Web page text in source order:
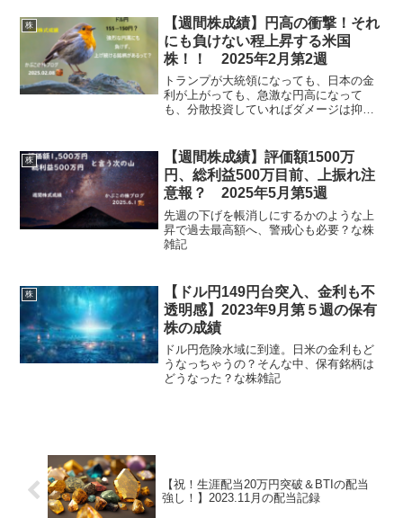
株
【週間株成績】円高の衝撃！それ
にも負けない程上昇する米国
株！！ 2025年2月第2週
トランプが大統領になっても、日本の金
利が上がっても、急激な円高になって
も、分散投資していればダメージは抑え
株
【週間株成績】評価額1500万
円、総利益500万目前、上振れ注
意報？ 2025年5月第5週
先週の下げを帳消しにするかのような上
昇で過去最高額へ、警戒心も必要？な株
雑記
株
【ドル円149円台突入、金利も不
透明感】2023年9月第５週の保有
株の成績
ドル円危険水域に到達。日米の金利もど
うなっちゃうの？そんな中、保有銘柄は
どうなった？な株雑記
【祝！生涯配当20万円突破＆BTIの配当
強し！】2023.11月の配当記録